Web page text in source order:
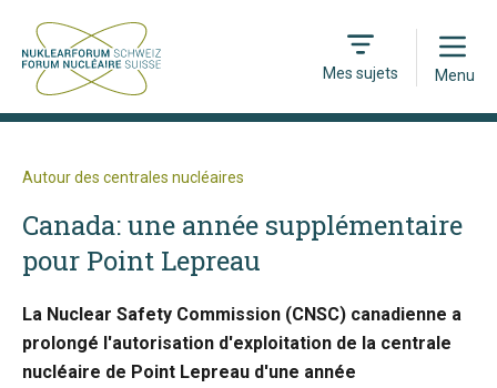
Mes sujets
Open
Menu
Autour des centrales nucléaires
Canada: une année supplémentaire
pour Point Lepreau
La Nuclear Safety Commission (CNSC) canadienne a
prolongé l'autorisation d'exploitation de la centrale
nucléaire de Point Lepreau d'une année